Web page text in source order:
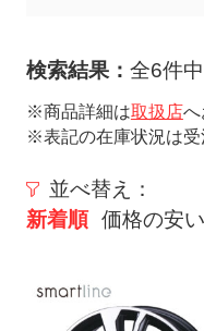
検索結果： 全6件
※商品詳細は取扱店へ
※表記の在庫状況は受
並べ替え：
新着順 価格の安